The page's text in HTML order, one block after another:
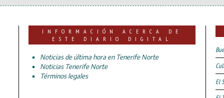
INFORMACIÓN ACERCA DE
ESTE DIARIO DIGITAL
Noticias de última hora en Tenerife Norte
Noticias Tenerife Norte
Términos legales
El